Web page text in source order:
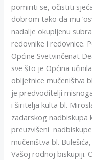
pomiriti se, očistiti
dobrom tako da mu
nadalje okupljenu
redovnike i redovnice.
Općine Svetvinčenat
sve što je Općina
obljetnice mučeništva
je predvoditelji
i širitelja kulta bl.
zadarskog nadbiskupa
preuzvišeni
mučeništva bl.
Vašoj rodnoj biskupiji.